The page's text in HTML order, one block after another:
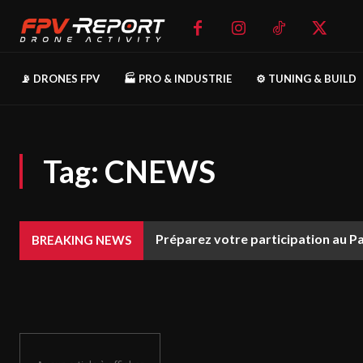
📡 DRONES FPV 🏭 PRO & INDUSTRIE ⚙️ TUNING & BUILD
Tag: CNEWS
BREAKING NEWS Préparez votre participation au